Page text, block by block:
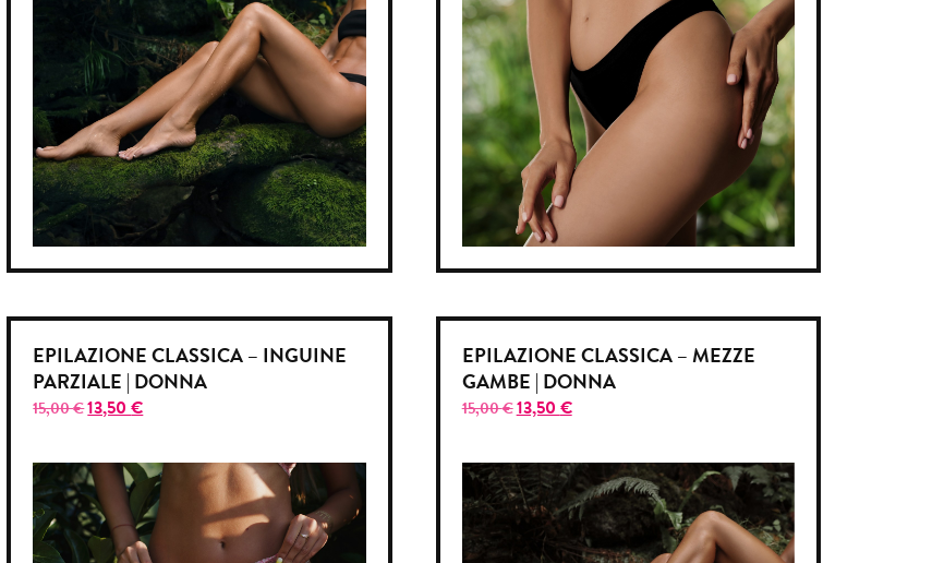
EPILAZIONE CLASSICA – INGUINE
PARZIALE | DONNA
15,00€13,50€
EPILAZIONE CLASSICA – MEZZE
GAMBE | DONNA
15,00€13,50 €